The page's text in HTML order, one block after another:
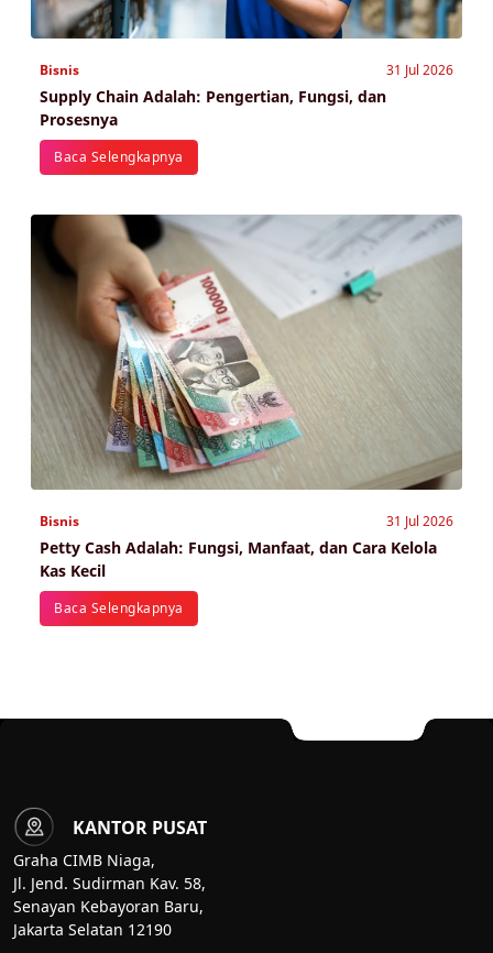
Bisnis 31 Jul 2026
Supply Chain Adalah: Pengertian, Fungsi, dan
Prosesnya
Baca Selengkapnya
Bisnis 31 Jul 2026
Petty Cash Adalah: Fungsi, Manfaat, dan Cara Kelola
Kas Kecil
Baca Selengkapnya
KANTOR PUSAT
Graha CIMB Niaga,
Jl. Jend. Sudirman Kav. 58,
Senayan Kebayoran Baru,
Jakarta Selatan 12190